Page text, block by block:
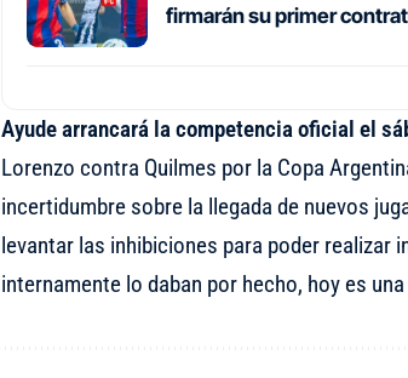
firmarán su primer
Ayude arrancará la competencia oficial el
Lorenzo contra Quilmes por la Copa
incertidumbre sobre la llegada de nuevos
levantar las inhibiciones para poder realizar
internamente lo daban por hecho, hoy es